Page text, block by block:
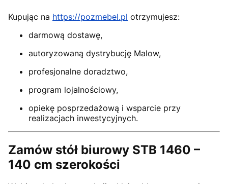
Kupując na https://pozmebel.pl otrzymujesz:
darmową dostawę,
autoryzowaną dystrybucję Malow,
profesjonalne doradztwo,
program lojalnościowy,
opiekę posprzedażową i wsparcie przy
realizacjach inwestycyjnych.
Zamów stół biurowy STB 1460 –
140 cm szerokości